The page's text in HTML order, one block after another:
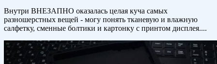
Внутри ВНЕЗАПНО оказалась целая куча самых
разношерстных вещей - могу понять тканевую и влажную
салфетку, сменные болтики и картонку с принтом дисплея....